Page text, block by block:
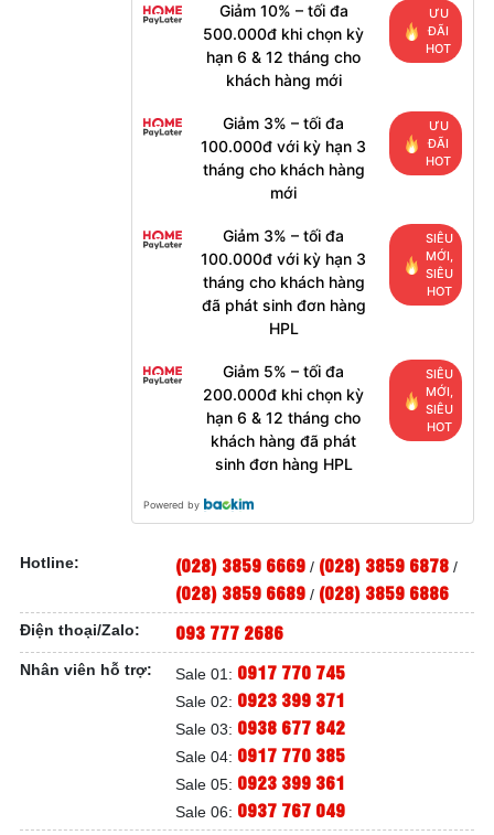
Giảm 10% – tối đa
500.000đ khi chọn kỳ
hạn 6 & 12 tháng cho
khách hàng mới
ƯU
ĐÃI
HOT
Giảm 3% – tối đa
100.000đ với kỳ hạn 3
tháng cho khách hàng
mới
ƯU
ĐÃI
HOT
Giảm 3% – tối đa
100.000đ với kỳ hạn 3
tháng cho khách hàng
đã phát sinh đơn hàng
HPL
SIÊU
MỚI,
SIÊU
HOT
Giảm 5% – tối đa
200.000đ khi chọn kỳ
hạn 6 & 12 tháng cho
khách hàng đã phát
sinh đơn hàng HPL
SIÊU
MỚI,
SIÊU
HOT
Powered by
Hotline: (028) 3859 6669 / (028) 3859 6878 /
(028) 3859 6689 / (028) 3859 6886
Điện thoại/Zalo: 093 777 2686
Nhân viên hỗ trợ: Sale 01: 0917 770 745
Sale 02: 0923 399 371
Sale 03: 0938 677 842
Sale 04: 0917 770 385
Sale 05: 0923 399 361
Sale 06: 0937 767 049